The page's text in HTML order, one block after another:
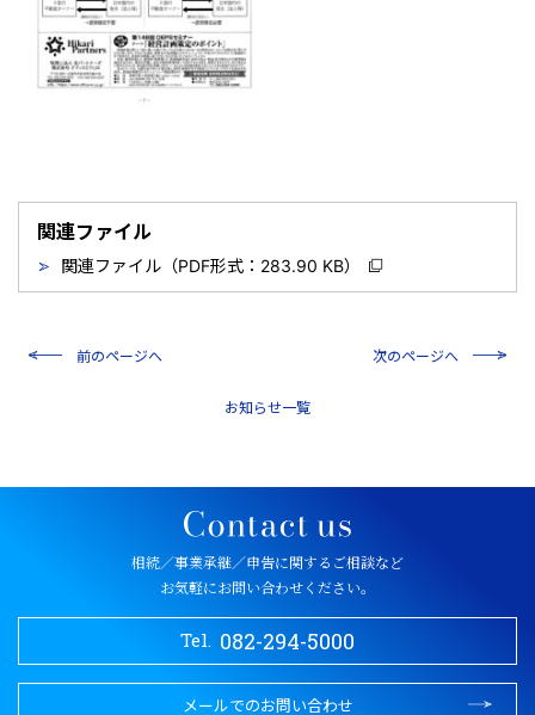
関連ファイル
関連ファイル（PDF形式：283.90 KB）
前のページへ
一覧
次のページへ
相続／事業承継／申告に関するご相談など
お気軽にお問い合わせください。
Tel. 082-294-5000
メールでのお問い合わせ